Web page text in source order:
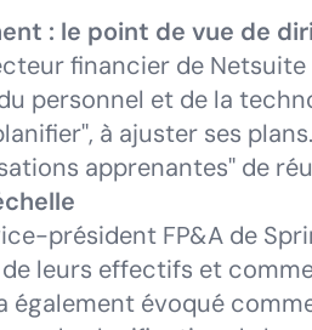
: le point de vue de
financier de Netsuite
personnel et de la
à ajuster ses
apprenantes" de
président FP&A de
leurs effectifs et
également évoqué